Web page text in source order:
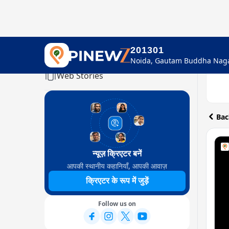
201301
Home
Web Stories
न्यूज़ क्रिएटर बनें
आपकी स्थानीय कहानियाँ, आपकी आवाज़
क्रिएटर के रूप में जुड़ें
Follow us on